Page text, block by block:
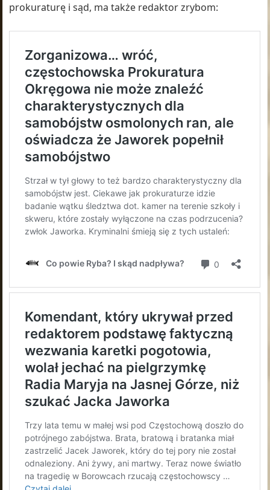
prokuraturę i sąd, ma także redaktor zrybom: